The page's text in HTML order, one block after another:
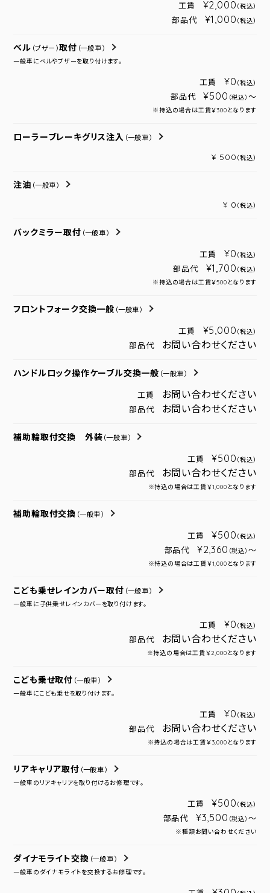
工賃 ¥2,000 （税込）
部品代 ¥1,000 （税込）
ベル （ブザー）取付 （一般車）
一般車にベルやブザーを取り付けます。
工賃 ¥0 （税込）
部品代 ¥500 （税込） ～
※持込の場合は工賃￥300となります
ローラーブレーキグリス注入 （一般車）
¥ 500 （税込）
注油 （一般車）
¥ 0 （税込）
バックミラー取付 （一般車）
工賃 ¥0 （税込）
部品代 ¥1,700 （税込）
※持込の場合は工賃￥500となります
フロントフォーク交換一般 （一般車）
工賃 ¥5,000 （税込）
部品代 お問い合わせください
ハンドルロック操作ケーブル交換一般 （一般車）
工賃 お問い合わせください
部品代 お問い合わせください
補助輪取付交換 外装 （一般車）
工賃 ¥500 （税込）
部品代 お問い合わせください
※持込の場合は工賃￥1,000となります
補助輪取付交換 （一般車）
工賃 ¥500 （税込）
部品代 ¥2,360 （税込） ～
※持込の場合は工賃￥1,000となります
こども乗せレインカバー取付 （一般車）
一般車に子供乗せレインカバーを取り付けます。
工賃 ¥0 （税込）
部品代 お問い合わせください
※持込の場合は工賃￥2,000となります
こども乗せ取付 （一般車）
一般車にこども乗せを取り付けます。
工賃 ¥0 （税込）
部品代 お問い合わせください
※持込の場合は工賃￥3,000となります
リアキャリア取付 （一般車）
一般車のリアキャリアを取り付けるお修理です。
工賃 ¥500 （税込）
部品代 ¥3,500 （税込） ～
※種類お問い合わせください
ダイナモライト交換 （一般車）
一般車のダイナモライトを交換するお修理です。